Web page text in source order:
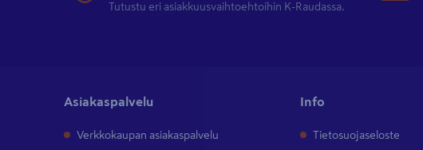
Tutustu eri asiakkuusvaihtoehtoihin K-Raudassa.
Asiakaspalvelu
Verkkokaupan asiakaspalvelu
Info
Tietosuojaseloste